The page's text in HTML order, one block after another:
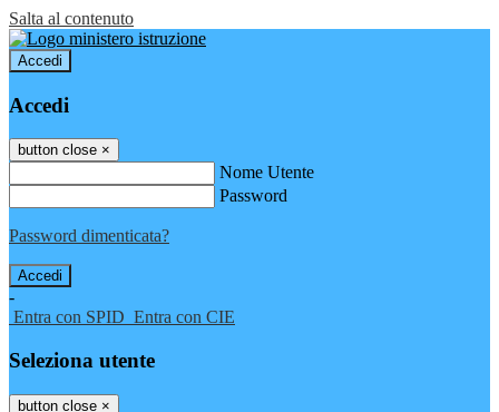
Salta al contenuto
Accedi
Accedi
button close ×
Nome Utente
Password
Password dimenticata?
-
Entra con SPID Entra con CIE
Seleziona utente
button close ×